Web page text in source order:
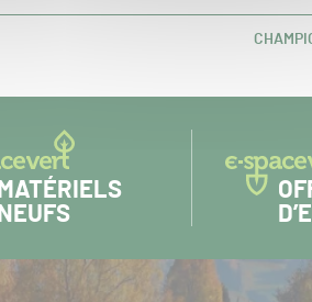
ARTICLE
MATÉRIELS
NEUFS